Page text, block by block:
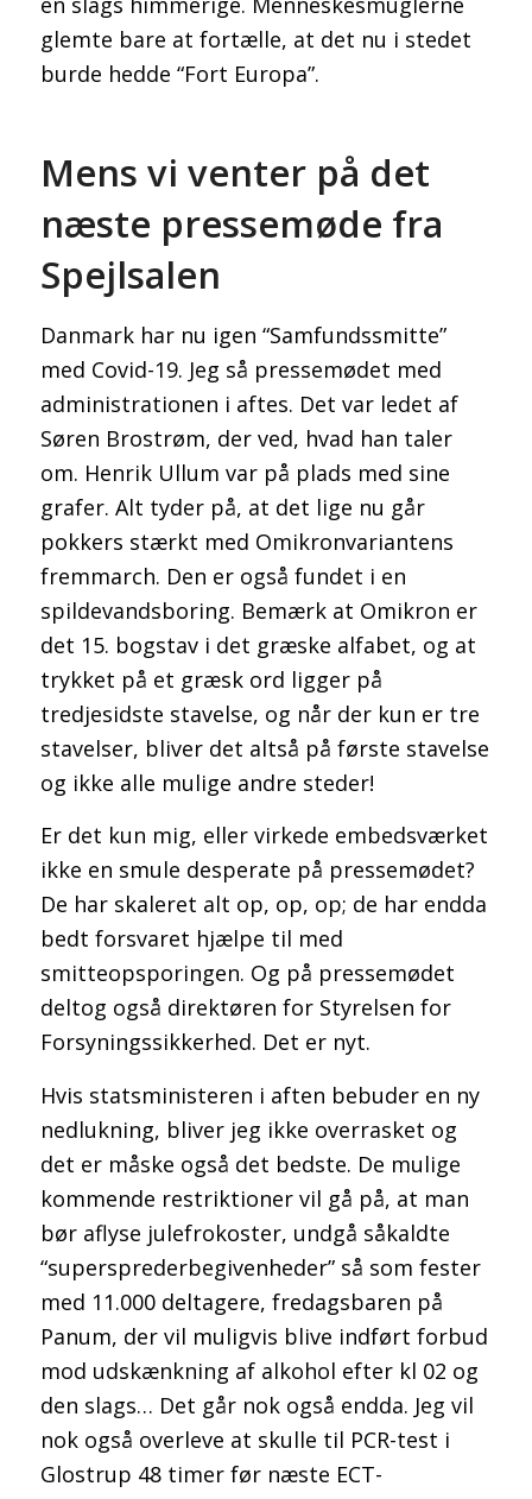
glemte bare at fortælle, at det nu i stedet
burde hedde “Fort Europa”.
Mens vi venter på det
næste pressemøde fra
Spejlsalen
Danmark har nu igen “Samfundssmitte”
med Covid-19. Jeg så pressemødet med
administrationen i aftes. Det var ledet af
Søren Brostrøm, der ved, hvad han taler
om. Henrik Ullum var på plads med sine
grafer. Alt tyder på, at det lige nu går
pokkers stærkt med Omikronvariantens
fremmarch. Den er også fundet i en
spildevandsboring. Bemærk at Omikron er
det 15. bogstav i det græske alfabet, og at
trykket på et græsk ord ligger på
tredjesidste stavelse, og når der kun er tre
stavelser, bliver det altså på første stavelse
og ikke alle mulige andre steder!
Er det kun mig, eller virkede embedsværket
ikke en smule desperate på pressemødet?
De har skaleret alt op, op, op; de har endda
bedt forsvaret hjælpe til med
smitteopsporingen. Og på pressemødet
deltog også direktøren for Styrelsen for
Forsyningssikkerhed. Det er nyt.
Hvis statsministeren i aften bebuder en ny
nedlukning, bliver jeg ikke overrasket og
det er måske også det bedste. De mulige
kommende restriktioner vil gå på, at man
bør aflyse julefrokoster, undgå såkaldte
“supersprederbegivenheder” så som fester
med 11.000 deltagere, fredagsbaren på
Panum, der vil muligvis blive indført forbud
mod udskænkning af alkohol efter kl 02 og
den slags… Det går nok også endda. Jeg vil
nok også overleve at skulle til PCR-test i
Glostrup 48 timer før næste ECT-